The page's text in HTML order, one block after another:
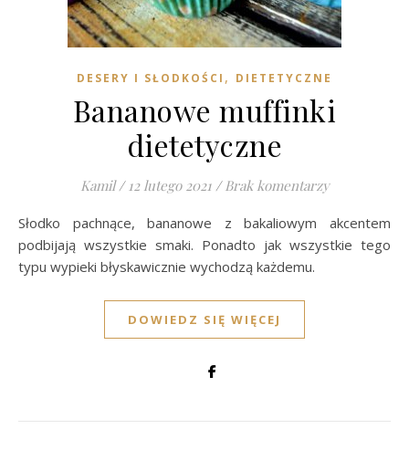
DESERY I SŁODKOŚCI , DIETETYCZNE
Bananowe muffinki
dietetyczne
Kamil / 12 lutego 2021 / Brak komentarzy
Słodko pachnące, bananowe z bakaliowym akcentem
podbijają wszystkie smaki. Ponadto jak wszystkie tego
typu wypieki błyskawicznie wychodzą każdemu.
DOWIEDZ SIĘ WIĘCEJ